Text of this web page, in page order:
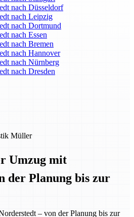
nach Düsseldorf
nach Leipzig
nach Dortmund
nach Essen
nach Bremen
nach Hannover
nach Nürnberg
nach Dresden
Müller
Umzug mit
der Planung bis zur
– von der Planung bis zur